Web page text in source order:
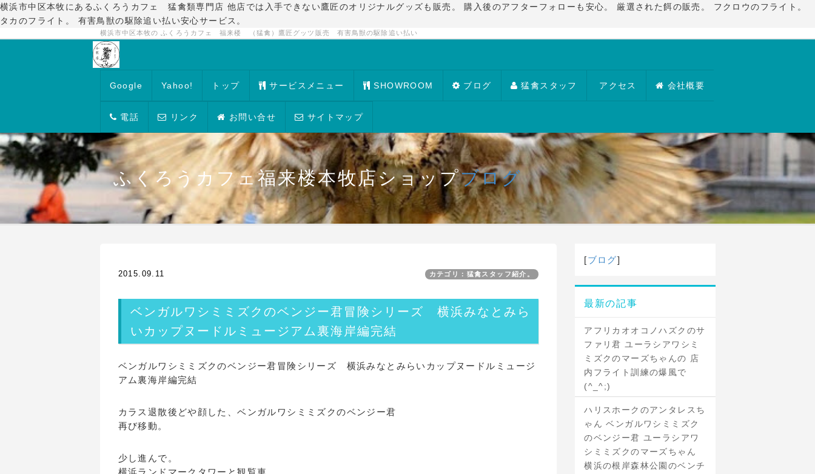
横浜市中区本牧にあるふくろうカフェ 猛禽類専門店 他店では入手できない鷹匠のオリジナルグッズも販売。 購入後のアフターフォローも安心。 厳選された餌の販売。 フクロウのフライト。
タカのフライト。 有害鳥獣の駆除追い払い安心サービス。
横浜市中区本牧の ふくろうカフェ 福来楼 （猛禽）鷹匠グッツ販売 有害鳥獣の駆除追い払い
Google Yahoo! トップ サービスメニュー SHOWROOM ブログ 猛禽スタッフ アクセス 会社概要
電話 リンク お問い合せ サイトマップ
ふくろうカフェ福来楼本牧店ショップブログ
2015.09.11 カテゴリ：猛禽スタッフ紹介。
ベンガルワシミミズクのベンジー君冒険シリーズ 横浜みなとみら
いカップヌードルミュージアム裏海岸編完結
ベンガルワシミミズクのベンジー君冒険シリーズ 横浜みなとみらいカップヌードルミュージ
アム裏海岸編完結
カラス退散後どや顔した、ベンガルワシミミズクのベンジー君
再び移動。
少し進んで。
横浜ランドマークタワーと観覧車
[ブログ]
最新の記事
アフリカオオコノハズクのサ
ファリ君 ユーラシアワシミ
ミズクのマーズちゃんの 店
内フライト訓練の爆風で
(^_^;)
ハリスホークのアンタレスち
ゃん ベンガルワシミミズク
のベンジー君 ユーラシアワ
シミミズクのマーズちゃん
横浜の根岸森林公園のベンチ